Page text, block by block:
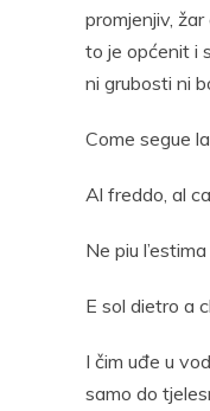
promjenjiv,
to je općenit i
ni grubosti ni
Come segue
Al freddo, al
Ne piu
E sol dietro a
I čim uđe u
samo do